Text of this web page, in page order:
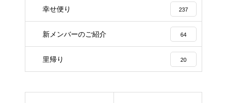
幸せ便り 237
新メンバーのご紹介 64
里帰り 20